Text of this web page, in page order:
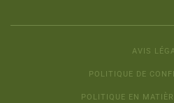
AVIS
POLITIQUE DE
POLITIQUE EN